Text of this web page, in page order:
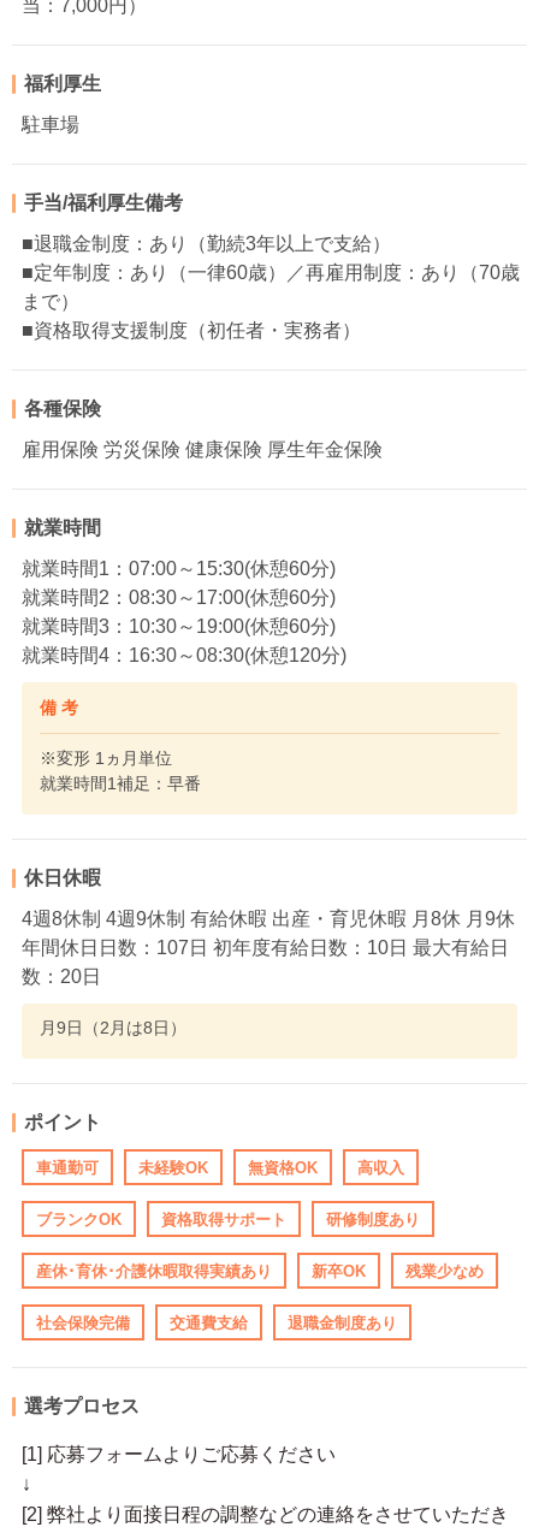
当：7,000円）
福利厚生
駐車場
手当/福利厚生備考
■退職金制度：あり（勤続3年以上で支給）
■定年制度：あり（一律60歳）／再雇用制度：あり（70歳
まで）
■資格取得支援制度（初任者・実務者）
各種保険
雇用保険 労災保険 健康保険 厚生年金保険
就業時間
就業時間1：07:00～15:30(休憩60分)
就業時間2：08:30～17:00(休憩60分)
就業時間3：10:30～19:00(休憩60分)
就業時間4：16:30～08:30(休憩120分)
備 考
※変形 1ヵ月単位
就業時間1補足：早番
休日休暇
4週8休制 4週9休制 有給休暇 出産・育児休暇 月8休 月9休
年間休日日数：107日 初年度有給日数：10日 最大有給日
数：20日
月9日（2月は8日）
ポイント
車通勤可 未経験OK 無資格OK 高収入
ブランクOK 資格取得サポート 研修制度あり
産休･育休･介護休暇取得実績あり 新卒OK 残業少なめ
社会保険完備 交通費支給 退職金制度あり
選考プロセス
[1] 応募フォームよりご応募ください
↓
[2] 弊社より面接日程の調整などの連絡をさせていただき